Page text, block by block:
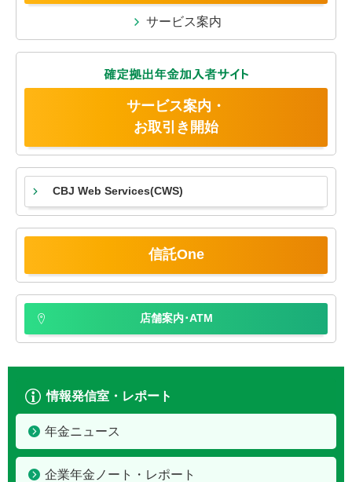
サービス案内
サービス案内・
お取引き開始
CBJ Web Services(CWS)
信託One
店舗案内･ATM
情報発信室・レポート
年金ニュース
企業年金ノート・レポート